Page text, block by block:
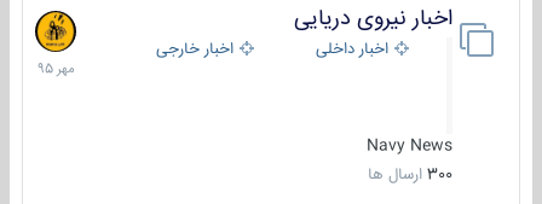
اخبار نیروی دریایی
اخبار داخلی اخبار خارجی
Navy News
300 ارسال ها
27
مهر
1395